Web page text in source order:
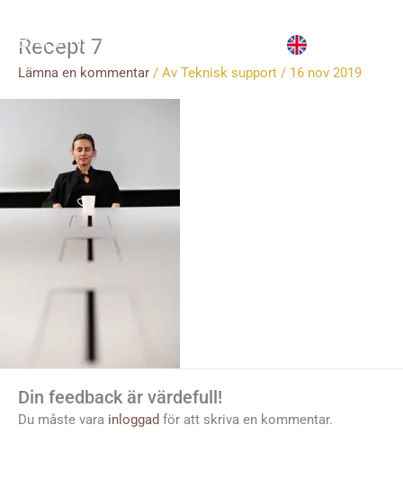
innehåll
Recept 7
Lämna en kommentar / Av Teknisk support / 16 nov 2019
Din feedback är värdefull!
Du måste vara inloggad för att skriva en kommentar.